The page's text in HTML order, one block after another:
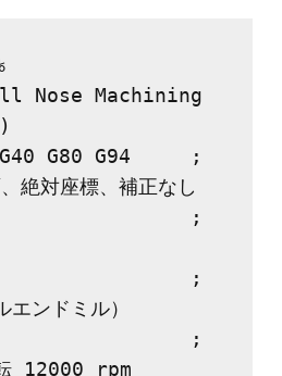
Nose Machining
G40 G80 G94     ;
絶対座標、補正なし
;
;
ンドミル）
;
12000 rpm